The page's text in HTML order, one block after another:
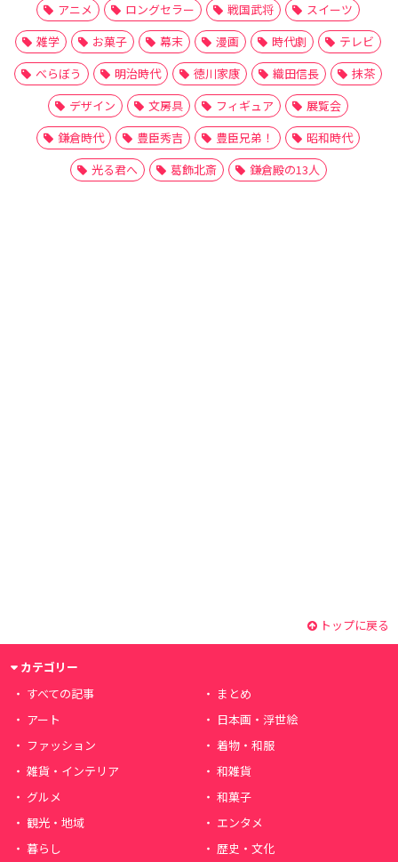
アニメ
ロングセラー 戦国武将
スイーツ
雑学
お菓子 幕末 漫画 時代劇
テレビ
べらぼう
明治時代 徳川家康 織田信長
抹茶
デザイン
文房具 フィギュア
展覧会
鎌倉時代
豊臣秀吉 豊臣兄弟！
昭和時代
光る君へ
葛飾北斎 鎌倉殿の13人
トップに戻る
カテゴリー
すべての記事
まとめ
アート
日本画・浮世絵
ファッション
着物・和服
雑貨・インテリア
和雑貨
グルメ
和菓子
観光・地域
エンタメ
暮らし
歴史・文化